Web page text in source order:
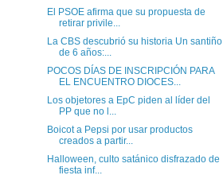
El PSOE afirma que su propuesta de
retirar privile...
La CBS descubrió su historia Un santiño
de 6 años:...
POCOS DÍAS DE INSCRIPCIÓN PARA
EL ENCUENTRO DIOCES...
Los objetores a EpC piden al líder del
PP que no l...
Boicot a Pepsi por usar productos
creados a partir...
Halloween, culto satánico disfrazado de
fiesta inf...